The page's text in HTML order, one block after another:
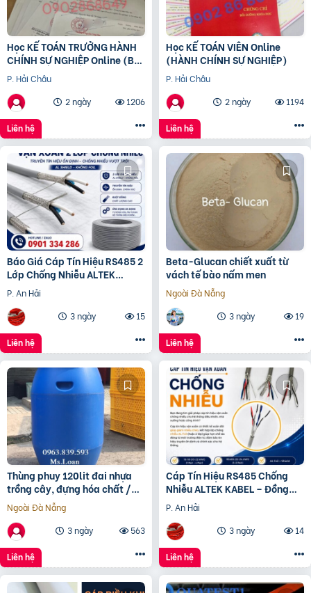
Học KẾ TOÁN TRƯỞNG HÀNH
CHÍNH SỰ NGHIỆP Online (Bộ
tài chính) cấp chứng chỉ để
bổ nhiệm
P. Hải Châu
2 ngày
1206
Liên hệ
Học KẾ TOÁN VIÊN Online
(HÀNH CHÍNH SỰ NGHIỆP)
P. Hải Châu
2 ngày
1194
Liên hệ
Báo Giá Cáp Tín Hiệu RS485 2
Lớp Chống Nhiễu ALTEK
KABEL | Đồng Nguyên Chất
100%, Chống Nhiễu Tối
P. An Hải
3 ngày
15
Liên hệ
Beta-Glucan chiết xuất từ
vách tế bào nấm men
Ngoài Đà Nẵng
3 ngày
19
Liên hệ
Thùng phuy 120lit đai nhựa
trồng cây, đựng hóa chất /
0963 839 593 Ms.Loan
Ngoài Đà Nẵng
3 ngày
563
Liên hệ
Cáp Tín Hiệu RS485 Chống
Nhiễu ALTEK KABEL – Đồng
Nguyên Chất 100%, Truyền
Tín Hiệu Ổn Định
P. An Hải
3 ngày
14
Liên hệ